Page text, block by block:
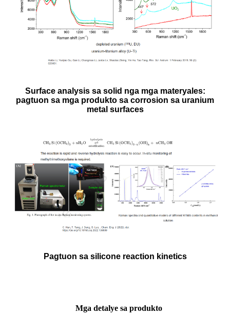
Surface analysis sa solid nga mga materyales:
pagtuon sa mga produkto sa corrosion sa uranium
metal surfaces
Pagtuon sa silicone reaction kinetics
Mga detalye sa produkto